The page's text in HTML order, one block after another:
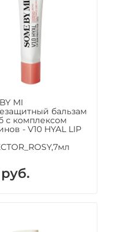
MI
бальзам
с комплексом
- V10 HYAL LIP